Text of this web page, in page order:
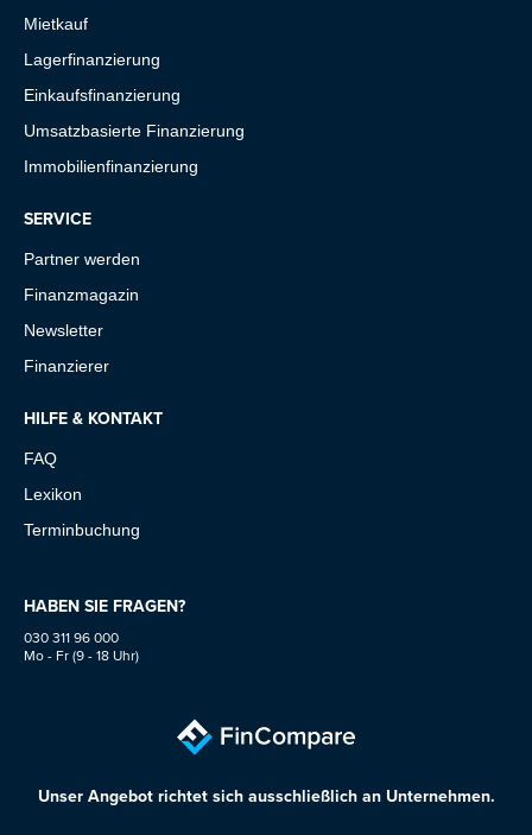
Mietkauf
Lagerfinanzierung
Einkaufsfinanzierung
Umsatzbasierte Finanzierung
Immobilienfinanzierung
SERVICE
Partner werden
Finanzmagazin
Newsletter
Finanzierer
HILFE & KONTAKT
FAQ
Lexikon
Terminbuchung
HABEN SIE FRAGEN?
030 311 96 000
Mo - Fr (9 - 18 Uhr)
Unser Angebot richtet sich ausschließlich an Unternehmen.